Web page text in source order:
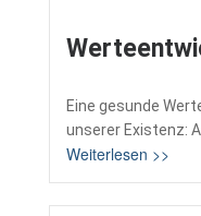
Eine gesunde
unserer Existenz:
Weiterlesen >>